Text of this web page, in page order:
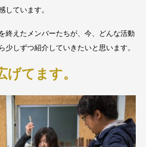
しています。
終えたメンバーたちが、今、どんな活動
少しずつ紹介していきたいと思います。
てます。